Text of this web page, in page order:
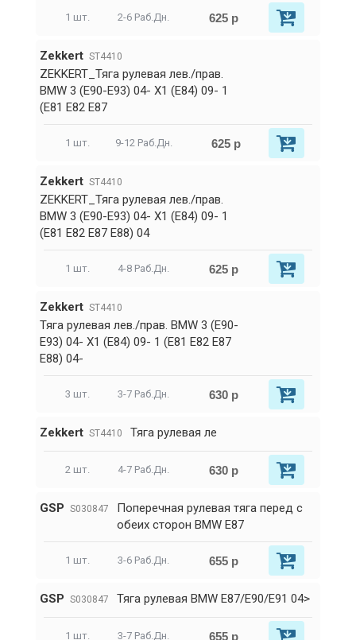
1 шт. 2-6 Раб.Дн. 625 р
Zekkert ST4410
ZEKKERT_Тяга рулевая лев./прав.
BMW 3 (E90-E93) 04- X1 (E84) 09- 1
(E81 E82 E87
1 шт. 9-12 Раб.Дн. 625 р
Zekkert ST4410
ZEKKERT_Тяга рулевая лев./прав.
BMW 3 (E90-E93) 04- X1 (E84) 09- 1
(E81 E82 E87 E88) 04
1 шт. 4-8 Раб.Дн. 625 р
Zekkert ST4410
Тяга рулевая лев./прав. BMW 3 (E90-
E93) 04- X1 (E84) 09- 1 (E81 E82 E87
E88) 04-
3 шт. 3-7 Раб.Дн. 630 р
Zekkert ST4410 Тяга рулевая ле
2 шт. 4-7 Раб.Дн. 630 р
GSP S030847
Поперечная рулевая тяга перед c
обеих сторон BMW E87
1 шт. 3-6 Раб.Дн. 655 р
GSP S030847 Тяга рулевая BMW E87/E90/E91 04>
1 шт. 3-7 Раб.Дн. 655 р